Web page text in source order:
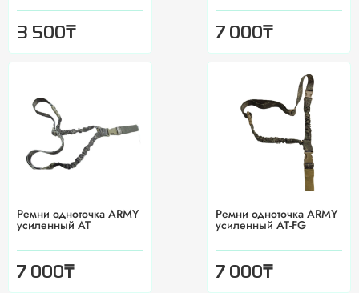
3 500₸ 7 000₸
Ремни одноточка ARMY
усиленный AT
7 000₸
Ремни одноточка ARMY
усиленный AT-FG
7 000₸